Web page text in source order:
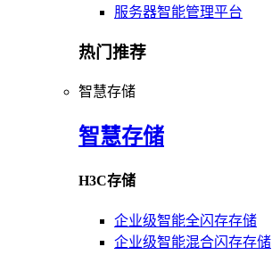
服务器智能管理平台
热门推荐
智慧存储
智慧存储
H3C存储
企业级智能全闪存存储
企业级智能混合闪存存储